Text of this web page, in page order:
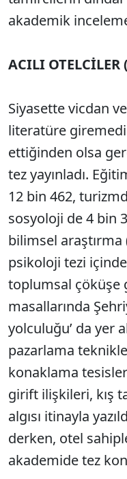
akademik
ACILI OTELCİLER
Siyasette vicdan
literatüre giremedi.
ettiğinden olsa
tez yayınladı.
12 bin 462,
sosyoloji de 4 bin
bilimsel araştırma
psikoloji tezi
toplumsal çöküşe
masallarında
yolculuğu’ da yer
pazarlama
konaklama
girift ilişkileri, kış
algısı itinayla
derken, otel
akademide tez